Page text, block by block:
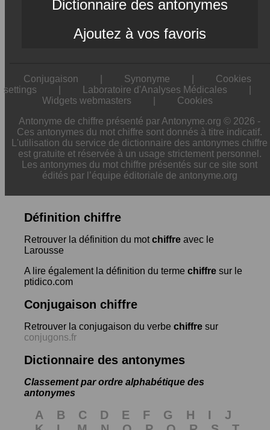
Dictionnaire des antonymes
Ajoutez à vos favoris
Conjugaison Synonyme
Cookies
settings
Laboratoire d'Analyses Médicales
Widgets webmasters
Cookies
Antonyme de chiffre présenté par Antonyme.org © 2026 -
Ces antonymes du mot chiffre sont donnés à titre indicatif.
L'utilisation du service de dictionnaire des antonymes chiffre
est gratuite et réservée à un usage strictement personnel.
Les antonymes du mot chiffre présentés sur ce site sont
édités par l’équipe éditoriale de antonyme.org
Définition chiffre
Retrouver la définition du motchiffre avec le
Larousse
A lire également la définition du terme chiffre sur le
ptidico.com
Conjugaison chiffre
Retrouver la conjugaison du verbe chiffre sur
conjugons.fr
Dictionnaire des antonymes
Classement par ordre alphabétique des
antonymes
A B C D E F G H I
J